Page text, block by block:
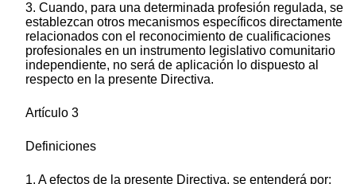
3. Cuando, para una determinada profesión regulada, se
establezcan otros mecanismos específicos directamente
relacionados con el reconocimiento de cualificaciones
profesionales en un instrumento legislativo comunitario
independiente, no será de aplicación lo dispuesto al
respecto en la presente Directiva.
Artículo 3
Definiciones
1. A efectos de la presente Directiva, se entenderá por: